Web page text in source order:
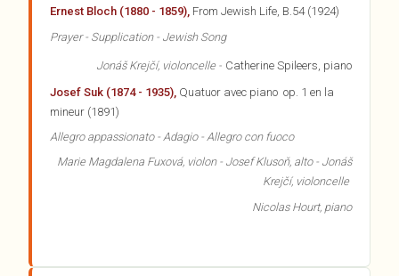
Ernest Bloch (1880 - 1859), From Jewish Life, B.54 (1924)
Prayer - Supplication - Jewish Song
Jonáš Krejčí, violoncelle - Catherine Spileers, piano
Josef Suk (1874 - 1935), Quatuor avec piano op. 1 en la
mineur (1891)
Allegro appassionato - Adagio - Allegro con fuoco
Marie Magdalena Fuxová, violon - Josef Klusoň, alto - Jonáš
Krejčí, violoncelle
Nicolas Hourt, piano